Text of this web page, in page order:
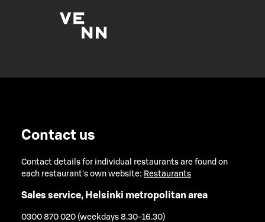
Contact us
Contact details for individual restaurants are found on
each restaurant's own website: Restaurants
Sales service, Helsinki metropolitan area
0300 870 020 (weekdays 8.30-16.30)